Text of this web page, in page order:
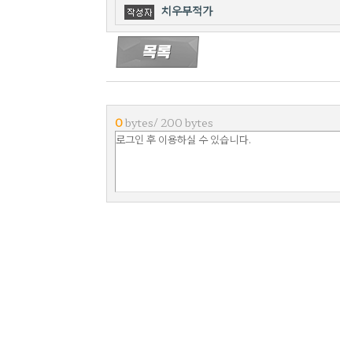
치우무적가
0bytes/ 200 bytes